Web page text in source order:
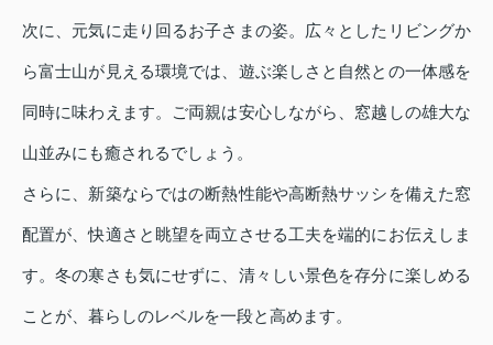
次に、元気に走り回るお子さまの姿。広々としたリビングか
ら富士山が見える環境では、遊ぶ楽しさと自然との一体感を
同時に味わえます。ご両親は安心しながら、窓越しの雄大な
山並みにも癒されるでしょう。
さらに、新築ならではの断熱性能や高断熱サッシを備えた窓
配置が、快適さと眺望を両立させる工夫を端的にお伝えしま
す。冬の寒さも気にせずに、清々しい景色を存分に楽しめる
ことが、暮らしのレベルを一段と高めます。